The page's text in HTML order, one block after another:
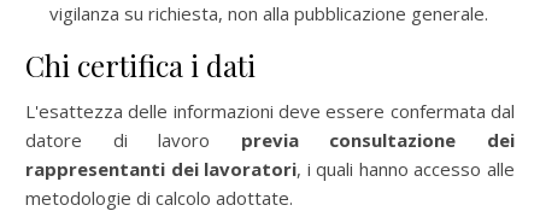
vigilanza su richiesta, non alla pubblicazione generale.
Chi certifica i dati
L'esattezza delle informazioni deve essere confermata dal
datore di lavoro previa consultazione dei
rappresentanti dei lavoratori, i quali hanno accesso alle
metodologie di calcolo adottate.